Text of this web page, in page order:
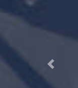
Previous